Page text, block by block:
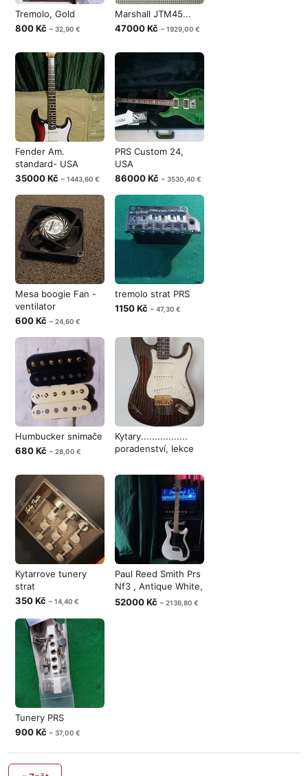
Tremolo, Gold
800 Kč ~ 32,90 €
Marshall JTM45...
47000 Kč ~ 1929,00 €
Fender Am.
standard- USA
35000 Kč ~ 1443,60 €
PRS Custom 24,
USA
86000 Kč ~ 3530,40 €
Mesa boogie Fan -
ventilator
600 Kč ~ 24,60 €
tremolo strat PRS
1150 Kč ~ 47,30 €
Humbucker snimače
680 Kč ~ 28,00 €
Kytary.................
poradenství, lekce
Kytarrove tunery
strat
350 Kč ~ 14,40 €
Paul Reed Smith Prs
Nf3 , Antique White,
USA
52000 Kč ~ 2136,80 €
Tunery PRS
900 Kč ~ 37,00 €